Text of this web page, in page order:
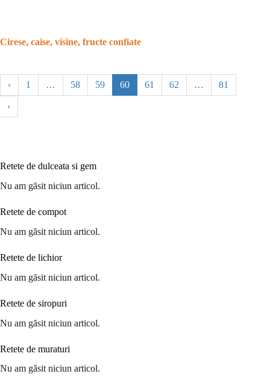
Cirese, caise, visine, fructe confiate
‹ 1 … 58 59 60 61 62 … 81
›
Retete de dulceata si gem
Nu am găsit niciun articol.
Retete de compot
Nu am găsit niciun articol.
Retete de lichior
Nu am găsit niciun articol.
Retete de siropuri
Nu am găsit niciun articol.
Retete de muraturi
Nu am găsit niciun articol.